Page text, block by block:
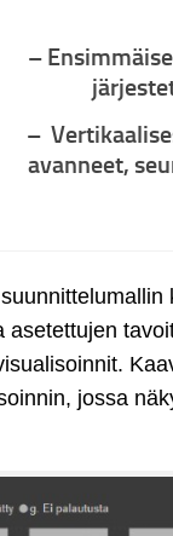
–
–
avanneet,
jossa